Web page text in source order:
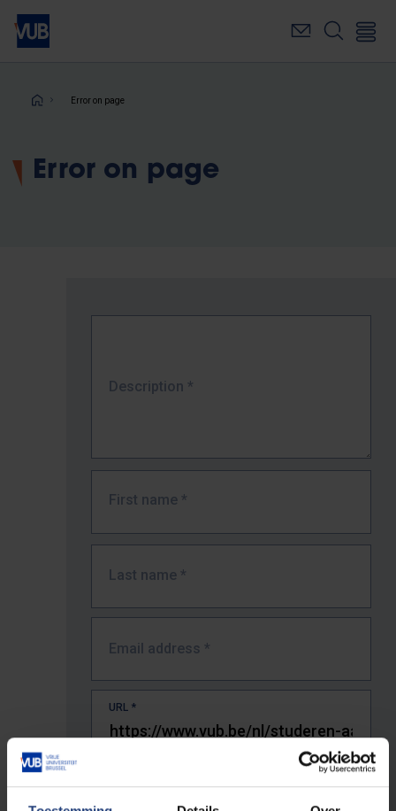
Skip
main
Breadcrumb
Error on page
Error on page
Description *
First name *
Last name *
Email address *
URL *
The full URL of the page where you encountered the error.